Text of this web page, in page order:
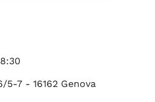
5-7 - 16162 Genova